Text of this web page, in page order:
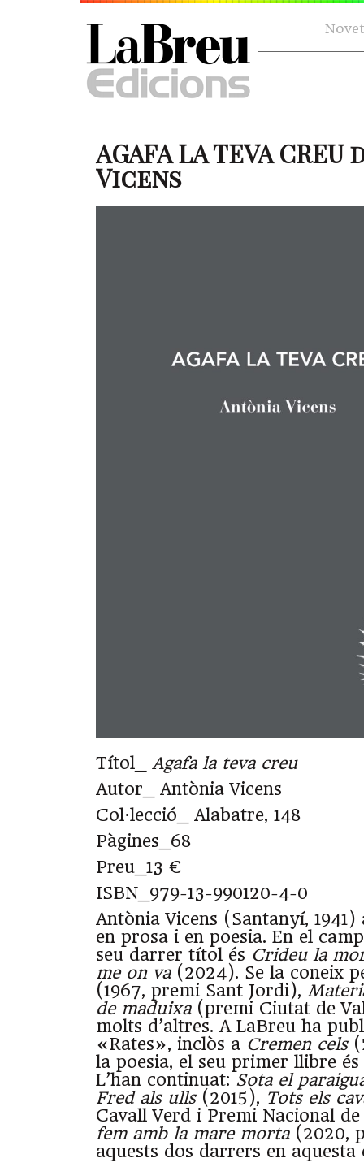
AGAFA LA TEVA
Vicens
Títol_ Agafa la teva creu
Autor_ Antònia Vicens
Col·lecció_ Alabatre, 148
Pàgines_68
Preu_13 €
ISBN_979-13-990120-4-0
Antònia Vicens (Santanyí,
en prosa i en poesia. En el
seu darrer títol és Crideu la
me on va(2024). Se la coneix
(1967, premi Sant Jordi),
de maduixa(premi Ciutat de
molts d’altres. A LaBreu ha
«Rates», inclòs a Cremen cels
la poesia, el seu primer llibre és
L’han continuat: Sota el
Fred als ulls(2015), Tots els
Cavall Verd i Premi Nacional
fem amb la mare morta(2020,
aquests dos darrers en aquesta